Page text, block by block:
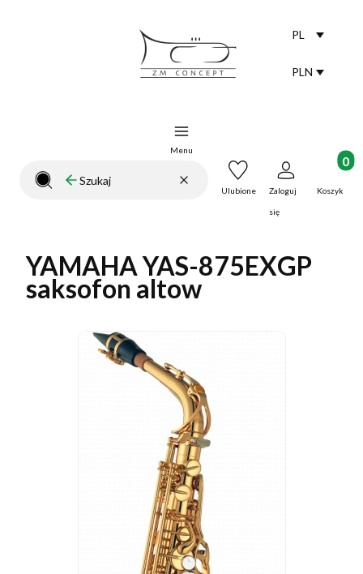
PL
PLN
Menu
Zamknij wyszukiwarkęWyczyść
Szukaj Ulubione Zaloguj
się
Koszyk
YAMAHA YAS-875EXGP
saksofon altow